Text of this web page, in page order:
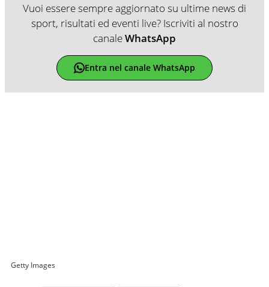
Vuoi essere sempre aggiornato su ultime news di
sport, risultati ed eventi live? Iscriviti al nostro
canaleWhatsApp
Entra nel canale WhatsApp
Getty Images